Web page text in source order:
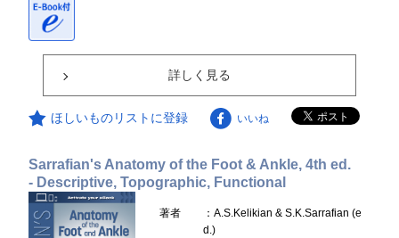
詳しく見る
ほしいものリストに登録 いいね
Sarrafian's Anatomy of the Foot & Ankle, 4th ed.
- Descriptive, Topographic, Functional
著者
：A.S.Kelikian & S.K.Sarrafian (e
d.)